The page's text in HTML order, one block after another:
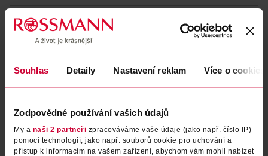
Souhlas Detaily Nastavení reklam Více o cookies
Zodpovědné používání vašich údajů
My a naši 2 partneři zpracováváme vaše údaje (jako např. číslo IP)
pomocí technologií, jako např. souborů cookie pro uchování a
přístup k informacím na vašem zařízení, abychom vám mohli nabízet
Běžná cena: 249.17 Kč/10 ml
Uvedené ceny jsou včetně DPH
EAN03616306168879
Obj. č.:
1306781
Podobné produkty